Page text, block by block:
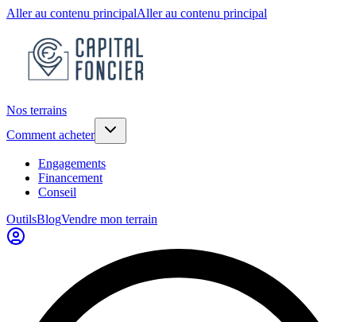
Aller au contenu principalAller au contenu principal
Nos terrains
Comment acheter
Engagements
Financement
Conseil
OutilsBlogVendre mon terrain